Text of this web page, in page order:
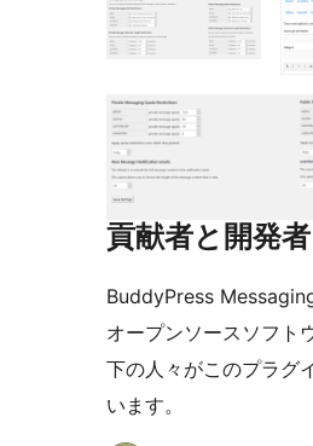
貢献者と開発者
BuddyPress
オープンソースソフト
下の人々がこのプラグ
います。